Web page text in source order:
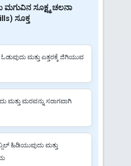
ಮಗುವಿನ ಸೂಕ್ಷ್ಮ ಚಲನಾ
ಸೂಕ್ತ
ಮತ್ತು ಎತ್ತರಕ್ಕೆ ಜಿಗಿಯುವ
ಮತ್ತು ಮರವನ್ನು ಸರಾಗವಾಗಿ
ಹಿಡಿಯುವುದು ಮತ್ತು